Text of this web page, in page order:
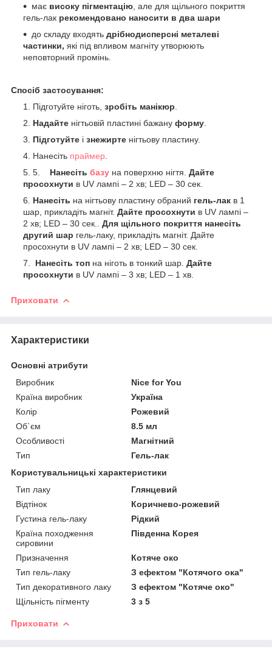
має високу пігментацію , але для щільного покриття
гель-лак рекомендовано наносити в два шари
до складу входять дрібнодисперсні металеві
частинки, які під впливом магніту утворюють
неповторний промінь.
Спосіб застосування:
Підготуйте ніготь, зробіть манікюр
Надайте нігтьовій пластині бажану форму
Підготуйте і знежирте нігтьову пластину.
Нанесіть праймер
5. Нанесіть базу на поверхню нігтя. Дайте
просохнути в UV лампі – 2 хв; LED – 30 сек.
Нанесіть на нігтьову пластину обраний гель-лак в 1
шар, прикладіть магніт. Дайте просохнути в UV лампі –
2 хв; LED – 30 сек.. Для щільного покриття нанесіть
другий шар гель-лаку, прикладіть магніт. Дайте
просохнути в UV лампі – 2 хв; LED – 30 сек.
Нанесіть топ на ніготь в тонкий шар. Дайте
просохнути в UV лампі – 3 хв; LED – 1 хв.
Приховати
Характеристики
Основні атрибути
Виробник
Nice for You
Країна виробник
Україна
Колір
Рожевий
Об`єм
8.5 мл
Особливості
Магнітний
Тип
Гель-лак
Користувальницькі характеристики
Тип лаку
Глянцевий
Відтінок
Коричнево-рожевий
Густина гель-лаку
Рідкий
Країна походження
сировини
Південна Корея
Призначення
Котяче око
Тип гель-лаку
З ефектом "Котячого ока"
Тип декоративного лаку
З ефектом "Котяче око"
Щільність пігменту
3 з 5
Приховати